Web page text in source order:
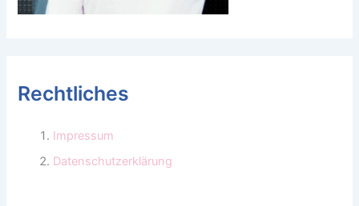
Rechtliches
Impressum
Datenschutzerklärung